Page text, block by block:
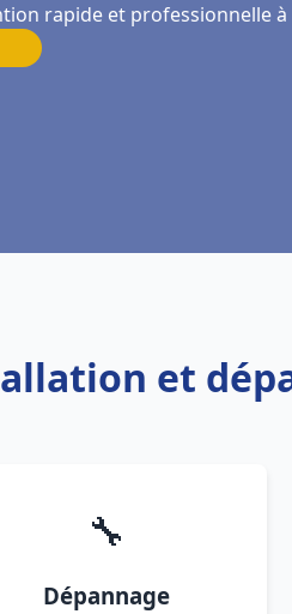
rapide et professionnelle à
et
🔧
Dépannage